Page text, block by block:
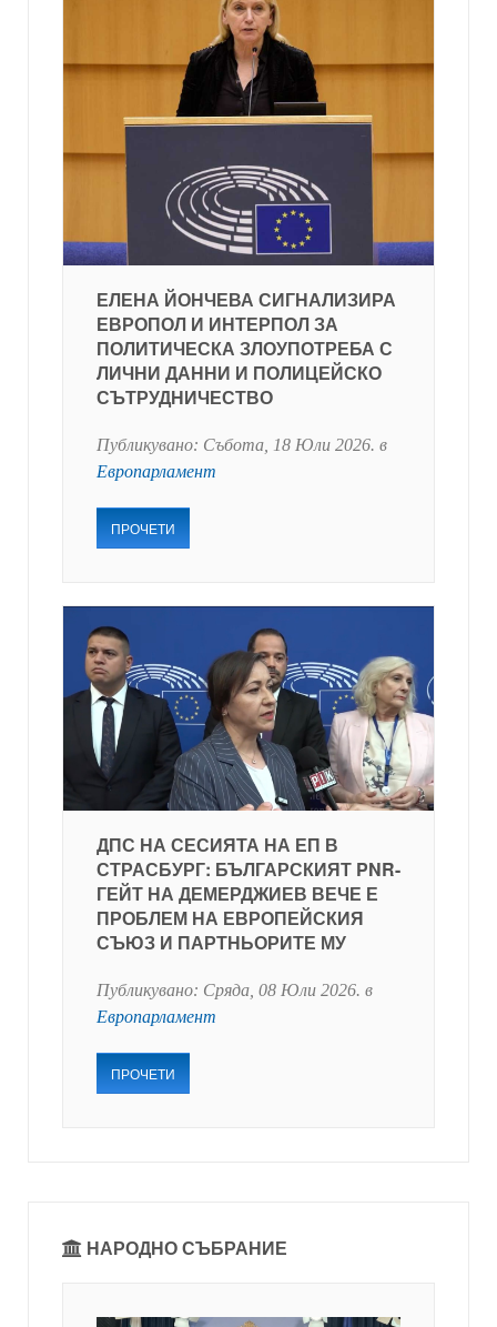
ЕЛЕНА ЙОНЧЕВА СИГНАЛИЗИРА
ЕВРОПОЛ И ИНТЕРПОЛ ЗА
ПОЛИТИЧЕСКА ЗЛОУПОТРЕБА С
ЛИЧНИ ДАННИ И ПОЛИЦЕЙСКО
СЪТРУДНИЧЕСТВО
Публикувано: Събота, 18 Юли 2026. в
Европарламент
ПРОЧЕТИ
ДПС НА СЕСИЯТА НА ЕП В
СТРАСБУРГ: БЪЛГАРСКИЯТ PNR-
ГЕЙТ НА ДЕМЕРДЖИЕВ ВЕЧЕ Е
ПРОБЛЕМ НА ЕВРОПЕЙСКИЯ
СЪЮЗ И ПАРТНЬОРИТЕ МУ
Публикувано: Сряда, 08 Юли 2026. в
Европарламент
ПРОЧЕТИ
НАРОДНО СЪБРАНИЕ